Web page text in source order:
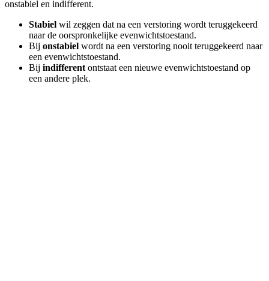
onstabiel en indifferent.
Stabiel wil zeggen dat na een verstoring wordt teruggekeerd
naar de oorspronkelijke evenwichtstoestand.
Bij onstabiel wordt na een verstoring nooit teruggekeerd naar
een evenwichtstoestand.
Bij indifferent ontstaat een nieuwe evenwichtstoestand op
een andere plek.